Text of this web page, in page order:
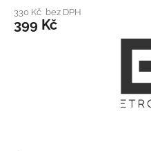
330 Kč bez DPH
399 Kč